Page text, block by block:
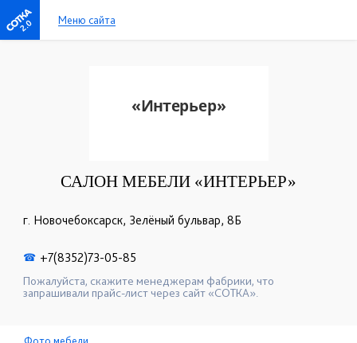
2.0 Меню сайта
САЛОН МЕБЕЛИ «ИНТЕРЬЕР»
г. Новочебоксарск, Зелёный бульвар, 8Б
☎ +7(8352)73-05-85
Пожалуйста, скажите менеджерам фабрики, что
запрашивали прайс-лист через сайт «СОТКА».